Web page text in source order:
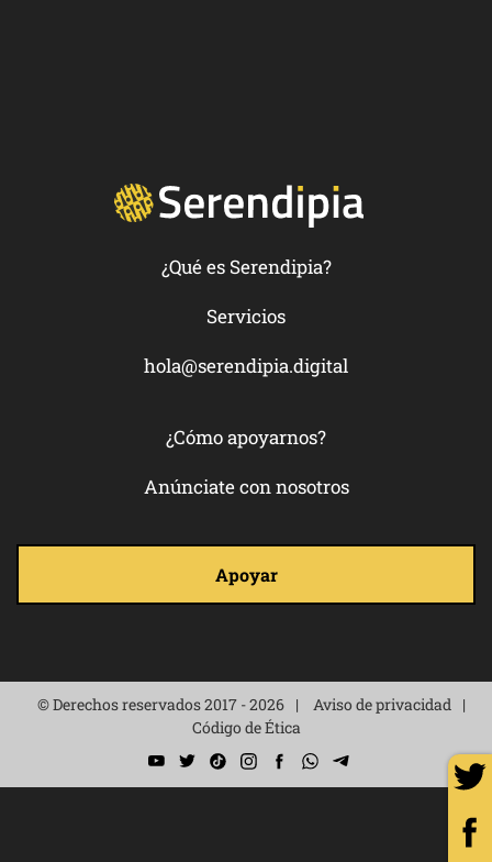
¿Qué es Serendipia?
Servicios
hola@serendipia.digital
¿Cómo apoyarnos?
Anúnciate con nosotros
Apoyar
© Derechos reservados 2017 - 2026
Aviso de privacidad
Código de Ética